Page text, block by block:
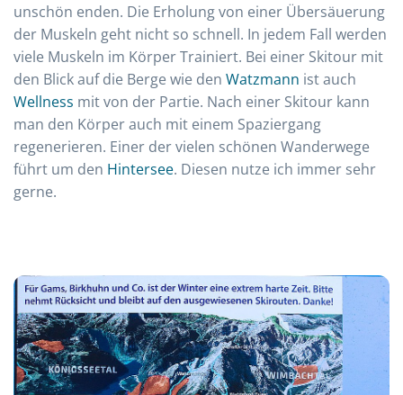
unschön enden. Die Erholung von einer Übersäuerung
der Muskeln geht nicht so schnell. In jedem Fall werden
viele Muskeln im Körper Trainiert. Bei einer Skitour mit
den Blick auf die Berge wie den Watzmann ist auch
Wellness mit von der Partie. Nach einer Skitour kann
man den Körper auch mit einem Spaziergang
regenerieren. Einer der vielen schönen Wanderwege
führt um den Hintersee. Diesen nutze ich immer sehr
gerne.